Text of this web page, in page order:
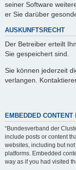
seiner Software
er Sie darüber
AUSKUNFTSRECHT
Der Betreiber erteilt
Sie gespeichert sind.
Sie können jederzeit
verlangen.
EMBEDDED
“Bundesverband der
include posts or content
websites, including but
platforms. Embedded
way as if you had visited